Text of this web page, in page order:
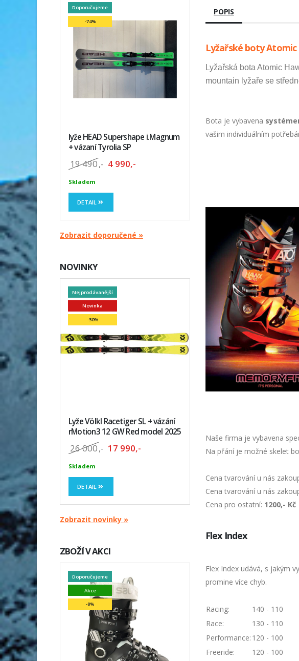
Doporučujeme
-74%
lyže HEAD Supershape i.Magnum
+ vázaní Tyrolia SP
19 490,- 4 990,-
Skladem
DETAIL
Zobrazit doporučené »
NOVINKY
Nejprodávanější
Novinka
-30%
Lyže Völkl Racetiger SL + vázání
rMotion3 12 GW Red model 2025
26 000,- 17 990,-
Skladem
DETAIL
Zobrazit novinky »
ZBOŽÍ V AKCI
Doporučujeme
Akce
-8%
POPIS
Lyžařské boty Atomic
Lyžařská bota Atomic
mountain lyžaře se
Bota je vybavena
vašim individuálním
Naše firma je vybavena
Na přání je možné skelet
Cena tvarování u nás
Cena tvarování u nás
Cena pro ostatní: 1200,- Kč
Flex Index
Flex Index udává, s jakým
promine více chyb.
Racing:
140 - 110
Race:
130 - 110
Performance: 120 - 100
Freeride:
120 - 100